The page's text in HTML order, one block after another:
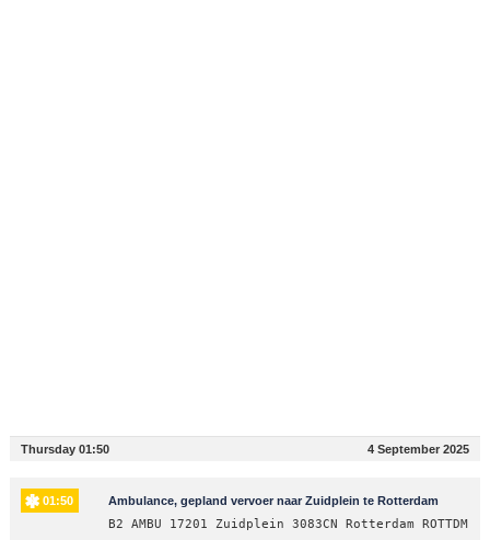
Thursday 01:50 4 September 2025
01:50 Ambulance, gepland vervoer naar Zuidplein te Rotterdam
B2 AMBU 17201 Zuidplein 3083CN Rotterdam ROTTDM